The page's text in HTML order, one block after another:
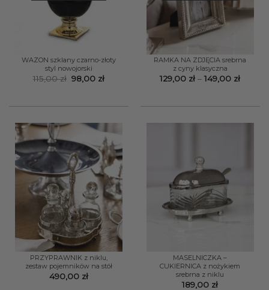
WAZON szklany czarno-złoty
styl nowojorski
115,00zł Pierwotna
cena
98,00 złAktualna
RAMKA NA ZDJĘCIA srebrna
z cyny klasyczna
129,00 zł – 149,00 złZakres
do
PRZYPRAWNIK z niklu,
zestaw pojemników na stół
490,00 zł
MASELNICZKA –
CUKIERNICA z nożykiem
srebrna z niklu
189,00 zł